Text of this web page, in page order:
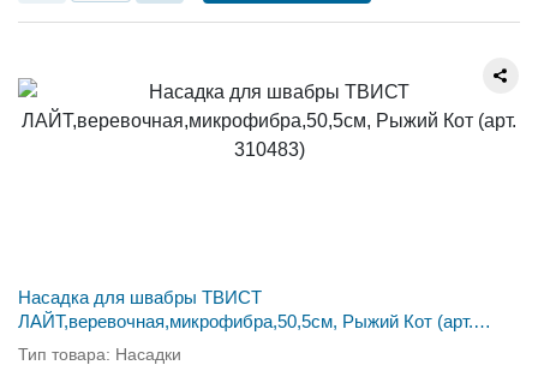
Насадка для швабры ТВИСТ
ЛАЙТ,веревочная,микрофибра,50,5см, Рыжий Кот (арт.
310483)
Тип товара: Насадки